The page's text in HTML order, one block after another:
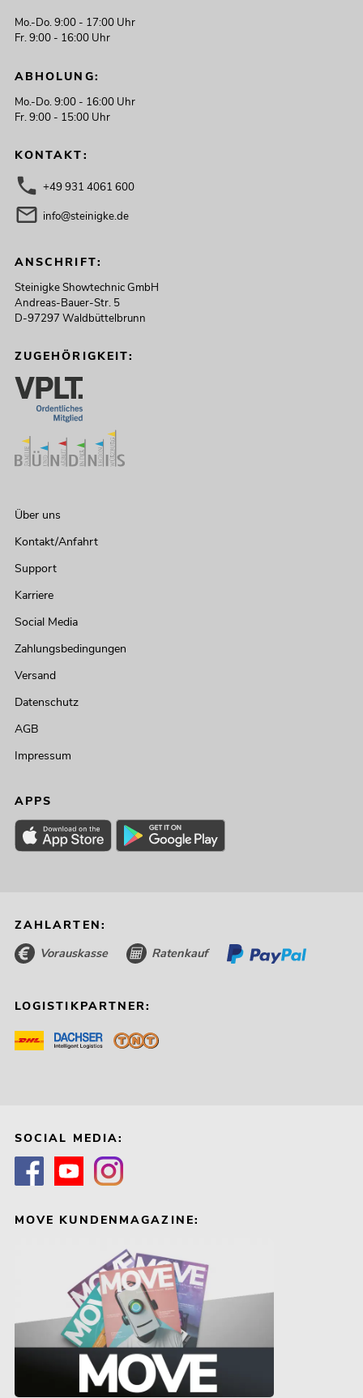
Mo.-Do. 9:00 - 17:00 Uhr
Fr. 9:00 - 16:00 Uhr
ABHOLUNG:
Mo.-Do. 9:00 - 16:00 Uhr
Fr. 9:00 - 15:00 Uhr
KONTAKT:
+49 931 4061 600
info@steinigke.de
ANSCHRIFT:
Steinigke Showtechnic GmbH
Andreas-Bauer-Str. 5
D-97297 Waldbüttelbrunn
ZUGEHÖRIGKEIT:
Über uns
Kontakt/Anfahrt
Support
Karriere
Social Media
Zahlungsbedingungen
Versand
Datenschutz
AGB
Impressum
APPS
ZAHLARTEN:
Vorauskasse Ratenkauf
LOGISTIKPARTNER:
SOCIAL MEDIA:
MOVE KUNDENMAGAZINE: